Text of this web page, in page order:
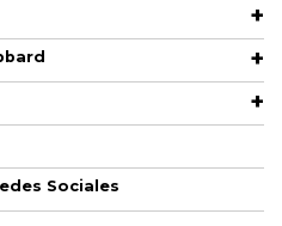
Sociales